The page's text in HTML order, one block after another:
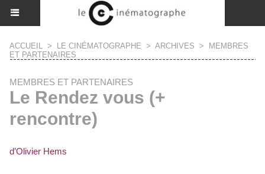
ACCUEIL > LE CINÉMATOGRAPHE > ARCHIVES >
MEMBRES
ET PARTENAIRES
MEMBRES ET PARTENAIRES
Le Rendez vous (+
rencontre)
d’Olivier Hems